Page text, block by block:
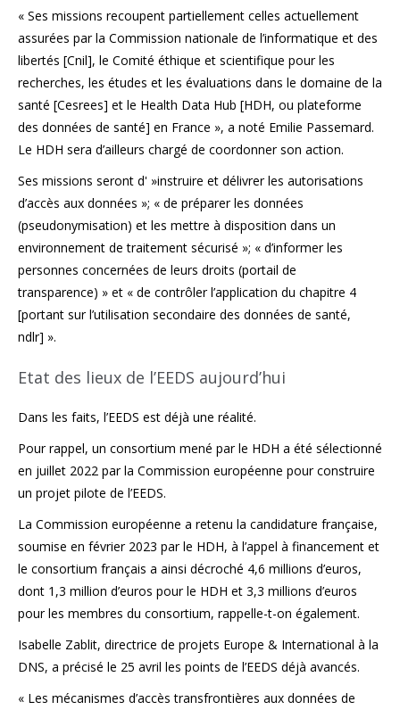
« Ses missions recoupent partiellement celles actuellement
assurées par la Commission nationale de l’informatique et des
libertés [Cnil], le Comité éthique et scientifique pour les
recherches, les études et les évaluations dans le domaine de la
santé [Cesrees] et le Health Data Hub [HDH, ou plateforme
des données de santé] en France », a noté Emilie Passemard.
Le HDH sera d’ailleurs chargé de coordonner son action.
Ses missions seront d' »instruire et délivrer les autorisations
d’accès aux données »; « de préparer les données
(pseudonymisation) et les mettre à disposition dans un
environnement de traitement sécurisé »; « d’informer les
personnes concernées de leurs droits (portail de
transparence) » et « de contrôler l’application du chapitre 4
[portant sur l’utilisation secondaire des données de santé,
ndlr] ».
Etat des lieux de l’EEDS aujourd’hui
Dans les faits, l’EEDS est déjà une réalité.
Pour rappel, un consortium mené par le HDH a été sélectionné
en juillet 2022 par la Commission européenne pour construire
un projet pilote de l’EEDS.
La Commission européenne a retenu la candidature française,
soumise en février 2023 par le HDH, à l’appel à financement et
le consortium français a ainsi décroché 4,6 millions d’euros,
dont 1,3 million d’euros pour le HDH et 3,3 millions d’euros
pour les membres du consortium, rappelle-t-on également.
Isabelle Zablit, directrice de projets Europe & International à la
DNS, a précisé le 25 avril les points de l’EEDS déjà avancés.
« Les mécanismes d’accès transfrontières aux données de